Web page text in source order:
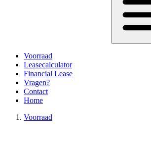
Voorraad
Leasecalculator
Financial Lease
Vragen?
Contact
Home
Voorraad